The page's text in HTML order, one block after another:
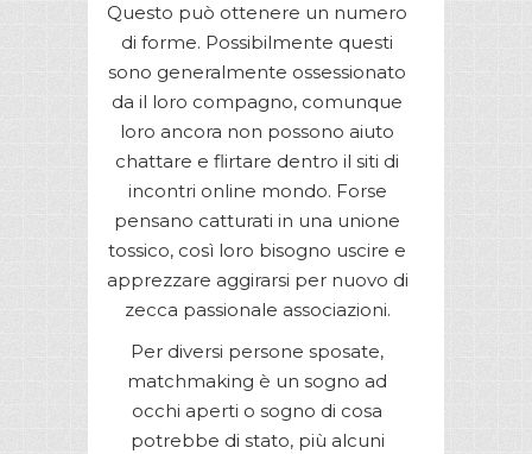
Questo può ottenere un numero
di forme. Possibilmente questi
sono generalmente ossessionato
da il loro compagno, comunque
loro ancora non possono aiuto
chattare e flirtare dentro il siti di
incontri online mondo. Forse
pensano catturati in una unione
tossico, così loro bisogno uscire e
apprezzare aggirarsi per nuovo di
zecca passionale associazioni.
Per diversi persone sposate,
matchmaking è un sogno ad
occhi aperti o sogno di cosa
potrebbe di stato, più alcuni